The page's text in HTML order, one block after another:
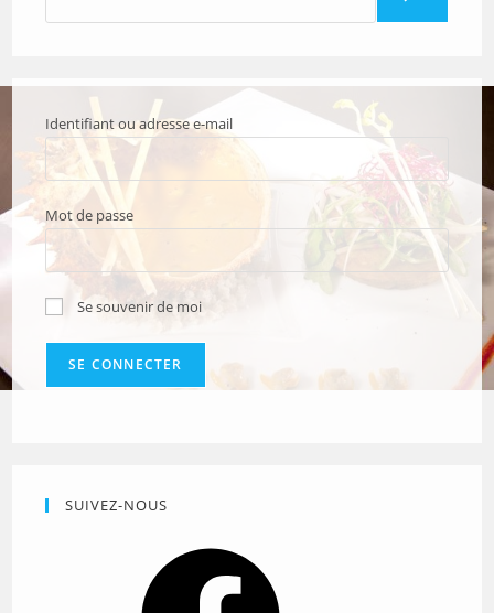
Identifiant ou adresse e-mail
Mot de passe
Se souvenir de moi
SUIVEZ-NOUS